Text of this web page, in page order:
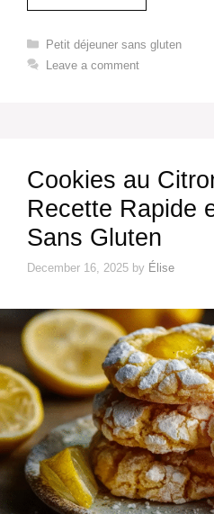
Categories
Petit déjeuner sans gluten​
Leave a comment
Cookies au
Recette Rapide
Sans Gluten
December 16, 2025 by Élise